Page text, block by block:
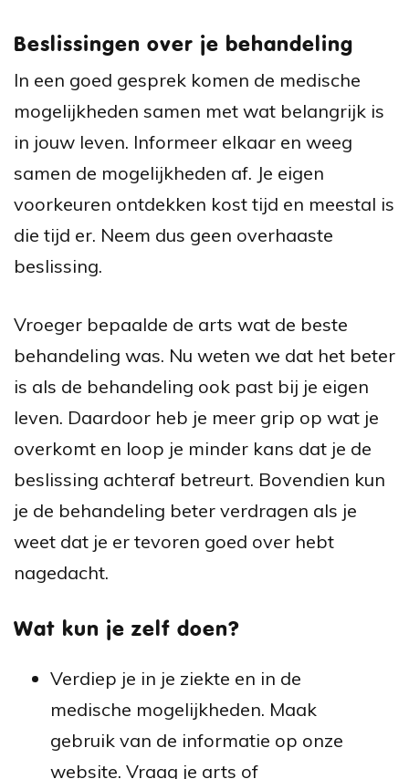
Beslissingen over je behandeling
In een goed gesprek komen de medische
mogelijkheden samen met wat belangrijk is
in jouw leven. Informeer elkaar en weeg
samen de mogelijkheden af. Je eigen
voorkeuren ontdekken kost tijd en meestal is
die tijd er. Neem dus geen overhaaste
beslissing.
Vroeger bepaalde de arts wat de beste
behandeling was. Nu weten we dat het beter
is als de behandeling ook past bij je eigen
leven. Daardoor heb je meer grip op wat je
overkomt en loop je minder kans dat je de
beslissing achteraf betreurt. Bovendien kun
je de behandeling beter verdragen als je
weet dat je er tevoren goed over hebt
nagedacht.
Wat kun je zelf doen?
Verdiep je in je ziekte en in de
medische mogelijkheden. Maak
gebruik van de informatie op onze
website. Vraag je arts of